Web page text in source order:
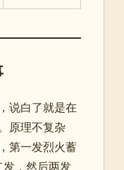
说白了就是在
原理不复杂
第一发烈火蓄
，然后两发